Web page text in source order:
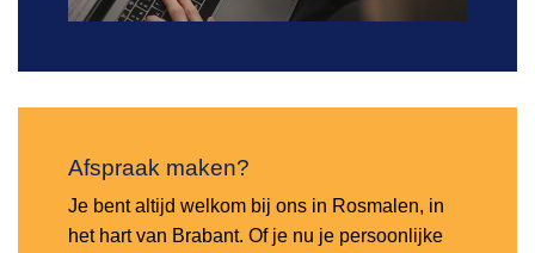
Afspraak maken?
Je bent altijd welkom bij ons in Rosmalen, in
het hart van Brabant. Of je nu je persoonlijke